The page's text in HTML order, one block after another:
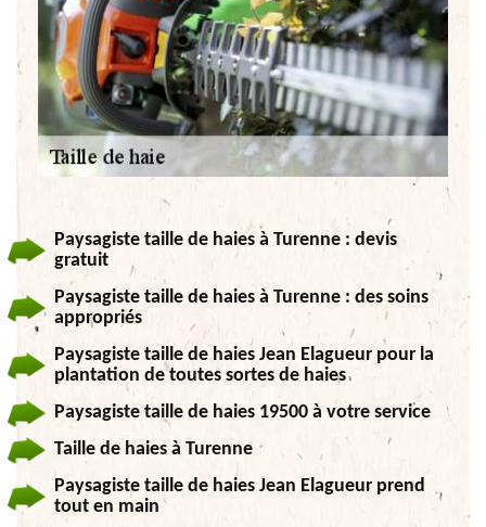
Paysagiste taille de haies à Turenne : devis
gratuit
Paysagiste taille de haies à Turenne : des soins
appropriés
Paysagiste taille de haies Jean Elagueur pour la
plantation de toutes sortes de haies
Paysagiste taille de haies 19500 à votre service
Taille de haies à Turenne
Paysagiste taille de haies Jean Elagueur prend
tout en main